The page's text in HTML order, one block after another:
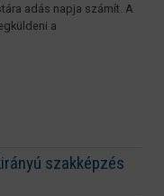
adás napja számít. A
a
szakképzés